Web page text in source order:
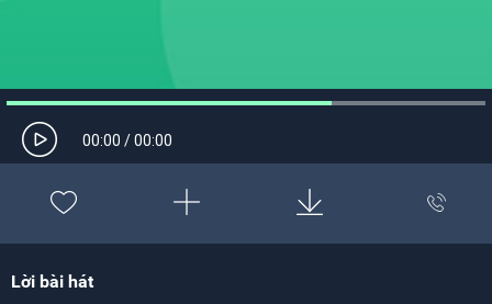
00:00 /00:00
Lời bài hát